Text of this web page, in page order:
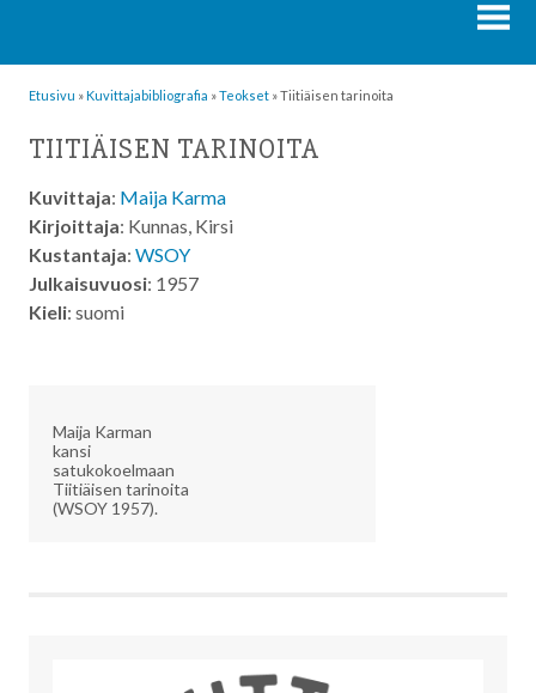
Etusivu »Kuvittaja­bibliografia »Teokset »Tiitiäisen tarinoita
TIITIÄISEN TARINOITA
Kuvittaja: Maija Karma
Kirjoittaja: Kunnas, Kirsi
Kustantaja: WSOY
Julkaisuvuosi: 1957
Kieli: suomi
Maija Karman
kansi
satukokoelmaan
Tiitiäisen tarinoita
(WSOY 1957).